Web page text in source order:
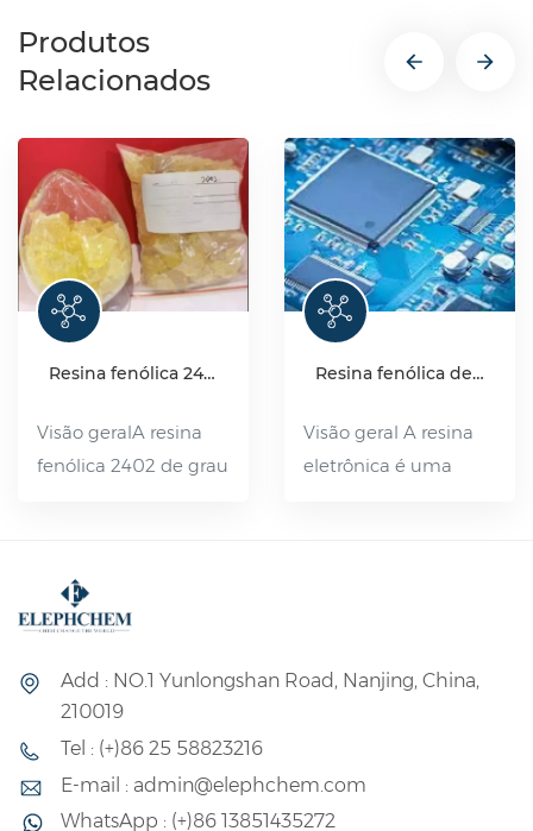
Produtos
Relacionados
Resina fenólica 2402 de grau industrial
Visão geralA resina
fenólica 2402 de grau
polimerização por
condensação de terc-
formaldeído em meio
óleo e facilmente
misturada com
Resina fenólica de grau eletrônico
Visão geral A resina
eletrônica é uma
e formaldeído. Ela
molecular estreita e
Add : NO.1 Yunlongshan Road, Nanjing, China,
210019
Tel : (+)86 25 58823216
E-mail : admin@elephchem.com
WhatsApp : (+)86 13851435272